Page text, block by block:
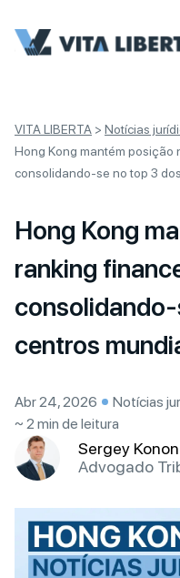
VITA LIBERTA > Notícias
Hong Kong mantém posição
consolidando-se no top 3
Hong Kong
ranking
centros
Abr 24, 2026
Notícias
~ 2 min de leitura
Sergey Konon
Advogado